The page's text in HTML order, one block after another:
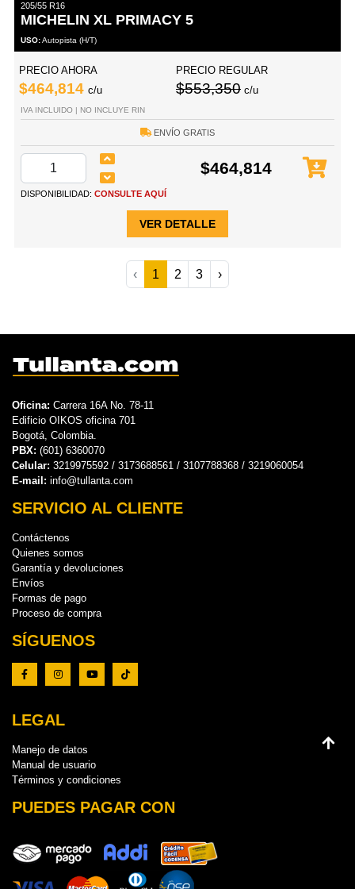
205/55 R16
MICHELIN XL PRIMACY 5
USO:Autopista (H/T)
PRECIO AHORA
$464,814 c/u
PRECIO REGULAR
$553,350 c/u
IVA INCLUIDO | NO INCLUYE RIN
ENVÍO GRATIS
$464,814
DISPONIBILIDAD: CONSULTE AQUÍ
VER DETALLE
‹ 1 2 3 ›
Oficina: Carrera 16A No. 78-11
Edificio OIKOS oficina 701
Bogotá, Colombia.
PBX: (601) 6360070
Celular: 3219975592 / 3173688561 / 3107788368 / 3219060054
E-mail: info@tullanta.com
SERVICIO AL CLIENTE
Contáctenos
Quienes somos
Garantía y devoluciones
Envíos
Formas de pago
Proceso de compra
SÍGUENOS
LEGAL
Manejo de datos
Manual de usuario
Términos y condiciones
PUEDES PAGAR CON